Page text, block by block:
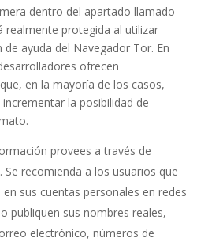
dentro del apartado llamado
realmente protegida al utilizar
de ayuda del Navegador Tor. En
ofrecen
en la mayoría de los casos,
la posibilidad de
provees a través de
recomienda a los usuarios que
sus cuentas personales en redes
publiquen sus nombres reales,
electrónico, números de